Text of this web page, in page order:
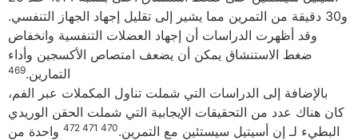
و30 دقيقة من التمرين مما يشير إلى تقليل إجهاد الجهاز التنفسي.
وقد أظهرت الدراسات أن إجهاد العضلات التنفسية وانخفاض
ضغط الاستنشاق يمكن أن يضعف امتصاص الأكسجين وأداء
التمارين.469
بالإضافة إلى الدراسات التي شملت تناول المكملات عبر الفم،
كان هناك عدد من التحقيقات الإيجابية التي شملت الحقن الوريدي
البطيء لـ إن أسيتيل سيستئين ​​مع التمرين.470 471 472
واحدة من